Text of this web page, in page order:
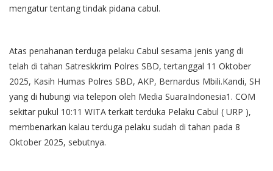
mengatur tentang tindak pidana cabul.
Atas penahanan terduga pelaku Cabul sesama jenis yang di
telah di tahan Satreskkrim Polres SBD, tertanggal 11 Oktober
2025, Kasih Humas Polres SBD, AKP, Bernardus Mbili.Kandi, SH
yang di hubungi via telepon oleh Media SuaraIndonesia1. COM
sekitar pukul 10:11 WITA terkait terduka Pelaku Cabul ( URP ),
membenarkan kalau terduga pelaku sudah di tahan pada 8
Oktober 2025, sebutnya.